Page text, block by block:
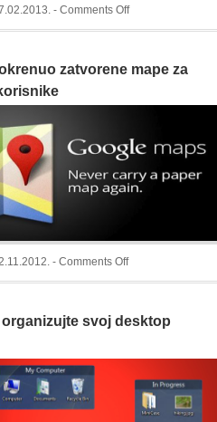
- Comments Offon
Wallpaper
zatvorene mape za
- Comments Offon
Google
zatvorene
za
desktop
korisnike
organizujte svoj desktop